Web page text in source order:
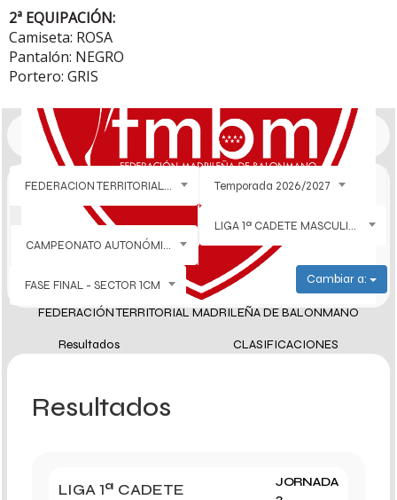
2ª EQUIPACIÓN:
Camiseta: ROSA
Pantalón: NEGRO
Portero: GRIS